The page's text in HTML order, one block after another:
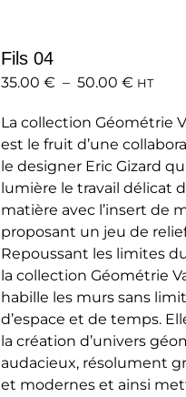
peuvent
choisies
sur
la
page
du
produit
Fils 04
35.00 € – 50.00 €Plage
prix :
35.00 €
à
50.00
HT
La collection Géométrie
est le fruit d’une
le designer Eric Gizard
lumière le travail délicat
matière avec l’insert de
proposant un jeu de
Repoussant les limites
la collection Géométrie
habille les murs sans
d’espace et de temps.
la création d’univers
audacieux, résolument
et modernes et ainsi